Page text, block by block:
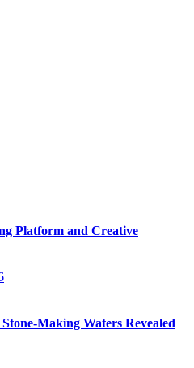
Platform and Creative
Making Waters Revealed